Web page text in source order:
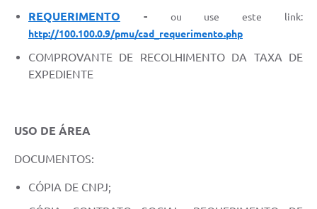
REQUERIMENTO - ou use este link:
http://100.100.0.9/pmu/cad_requerimento.php
COMPROVANTE DE RECOLHIMENTO DA TAXA DE
EXPEDIENTE
USO DE ÁREA
DOCUMENTOS:
CÓPIA DE CNPJ;